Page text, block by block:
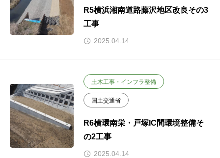
R5横浜湘南道路藤沢地区改良その3
工事
2025.04.14
土木工事・インフラ整備
国土交通省
R6横環南栄・戸塚IC間環境整備そ
の2工事
2025.04.14